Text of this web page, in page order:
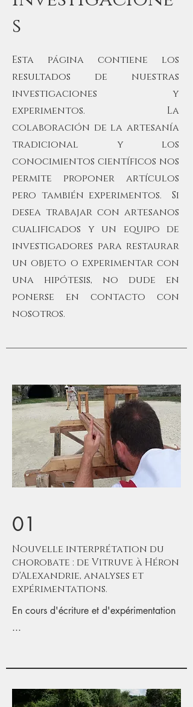
s
Esta página contiene los
resultados de nuestras
investigaciones y
experimentos. La
colaboración de la artesanía
tradicional y los
conocimientos científicos nos
permite proponer artículos
pero también experimentos. Si
desea trabajar con artesanos
cualificados y un equipo de
investigadores para restaurar
un objeto o experimentar con
una hipótesis, no dude en
ponerse en contacto con
nosotros.
01
Nouvelle interprétation du
chorobate : de Vitruve à Héron
d'Alexandrie, analyses et
expérimentations.
En cours d'écriture et d'expérimentation
...